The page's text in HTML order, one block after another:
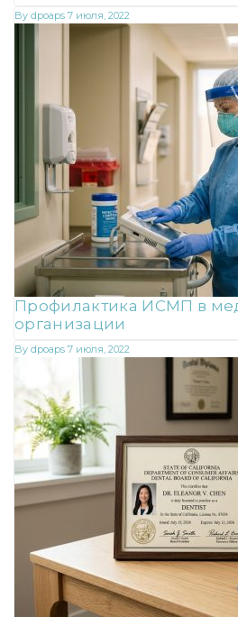
By dpoaps 7 июля, 2022
Профилактика ИСМП в
организации
By dpoaps 7 июля, 2022